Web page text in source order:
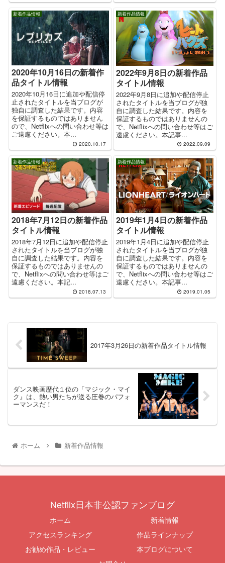
新着作品情報
2020年10月16日の新着作
品タイトル情報
2020年10月16日に追加や配信停
止されたタイトルを当ブログが
独自に調査した結果です。内容
を保証するものではありません
ので、Netflixへの問い合わせ等は
ご遠慮ください。本...
2020.10.17
新着作品情報
2022年9月8日の新着作品
タイトル情報
2022年9月8日に追加や配信停止
されたタイトルを当ブログが独
自に調査した結果です。内容を
保証するものではありませんの
で、Netflixへの問い合わせ等はご
遠慮ください。本記事...
2022.09.09
新着作品情報
2018年7月12日の新着作品
タイトル情報
2018年7月12日に追加や配信停止
されたタイトルを当ブログが独
自に調査した結果です。内容を
保証するものではありませんの
で、Netflixへの問い合わせ等はご
遠慮ください。本記...
2018.07.13
新着作品情報
2019年1月4日の新着作品
タイトル情報
2019年1月4日に追加や配信停止
されたタイトルを当ブログが独
自に調査した結果です。内容を
保証するものではありませんの
で、Netflixへの問い合わせ等はご
遠慮ください。本記事...
2019.01.05
2017年3月26日の新着作品タイトル情報
ダンス映画歴代１位の「マジック・マイ
ク』は、熱い男たちが送る圧巻のパフォ
ーマンスだ！
ホーム 新着作品情報
Netflix日本非公認ファンブログ
ホーム
新着情報
アクセスランキング
作品ラインナップ
お勧め作品・レビュー
本ブログについて